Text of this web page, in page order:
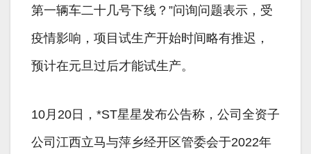
第一辆车二十几号下线？”问询问题表示，受
疫情影响，项目试生产开始时间略有推迟，
预计在元旦过后才能试生产。
10月20日，*ST星星发布公告称，公司全资子
公司江西立马与萍乡经开区管委会于2022年